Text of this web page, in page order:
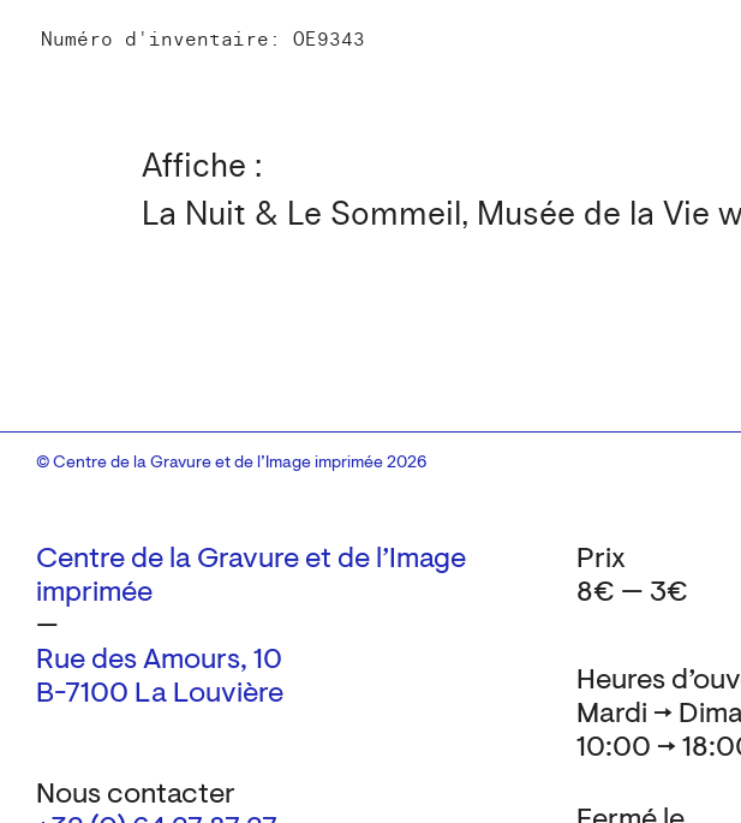
Numéro d'inventaire: OE9343
Affiche :
La Nuit & Le Sommeil, Musée de la Vie
Centre de la Gravure et de l’Image
imprimée
—
Rue des Amours, 10
B-7100 La Louvière
Nous contacter
Heures
Mardi →
10:00 →
Prix
8€ — 3€
© Centre de la Gravure et de l’Image imprimée 2026